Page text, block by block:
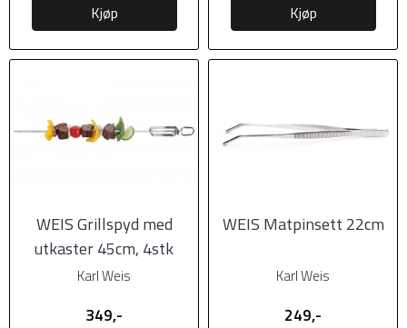
Kjøp Kjøp
WEIS Grillspyd med
utkaster 45cm, 4stk
Karl Weis
349,-
WEIS Matpinsett 22cm
Karl Weis
249,-